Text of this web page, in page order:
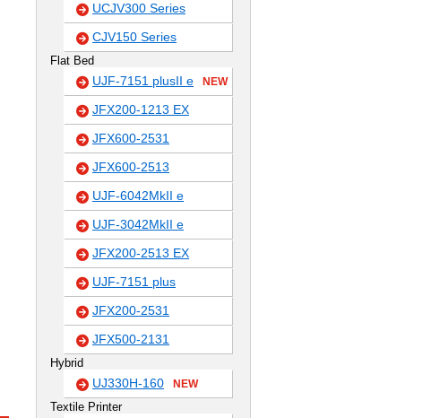
UCJV300 Series
CJV150 Series
Flat Bed
UJF-7151 plusII e NEW
JFX200-1213 EX
JFX600-2531
JFX600-2513
UJF-6042MkII e
UJF-3042MkII e
JFX200-2513 EX
UJF-7151 plus
JFX200-2531
JFX500-2131
Hybrid
UJ330H-160 NEW
Textile Printer